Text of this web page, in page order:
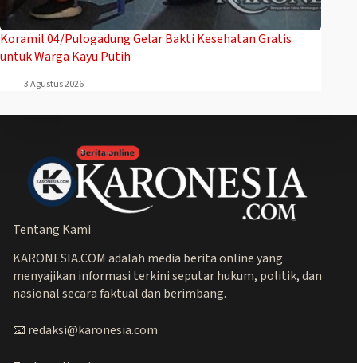
Koramil 04/Pulogadung Gelar Bakti Kesehatan Gratis
untuk Warga Kayu Putih
3 Agustus 2026
Tentang Kami
KARONESIA.COM adalah media berita online yang
menyajikan informasi terkini seputar hukum, politik, dan
nasional secara faktual dan berimbang.
📧 redaksi@karonesia.com